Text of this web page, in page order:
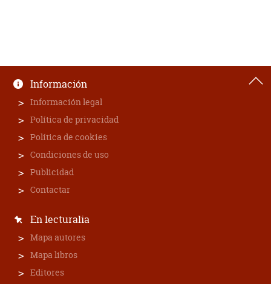
Información
Información legal
Política de privacidad
Política de cookies
Condiciones de uso
Publicidad
Contactar
En lecturalia
Mapa autores
Mapa libros
Editores